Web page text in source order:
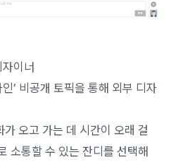
이너
’ 비공개 토픽을 통해 외부 디자
가 오고 가는 데 시간이 오래 걸
소통할 수 있는 잔디를 선택해